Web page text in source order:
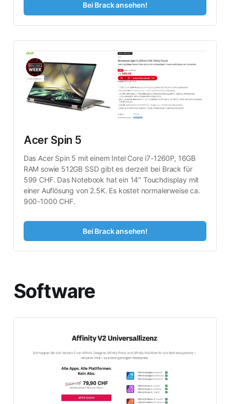
Bei Brack ansehen!
Acer Spin 5
Das Acer Spin 5 mit einem Intel Core i7-1260P, 16GB
RAM sowie 512GB SSD gibt es derzeit bei Brack für
599 CHF. Das Notebook hat ein 14" Touchdisplay mit
einer Auflösung von 2.5K. Es kostet normalerweise ca.
900-1000 CHF.
Bei Brack ansehen!
Software